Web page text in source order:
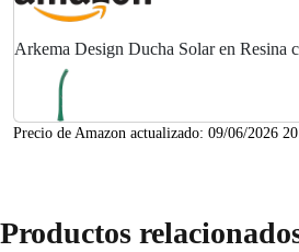
Arkema Design Ducha Solar en Resina
H420/6016 Verde Oscuro
Precio de Amazon actualizado: 09/06/2026
Productos